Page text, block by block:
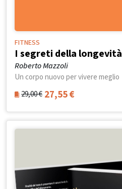
FITNESS
I segreti della longevità
Roberto Mazzoli
Un corpo nuovo per vivere meglio
29,00€ 27,55€